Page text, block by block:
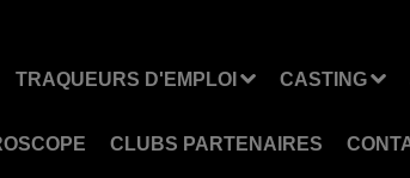
TRAQUEURS D'EMPLOI CASTING
CLUBS PARTENAIRES